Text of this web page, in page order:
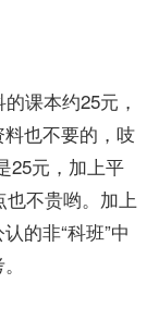
课本约25元，
也不要的，吱
25元，加上平
不贵哟。加上
的非“科班”中